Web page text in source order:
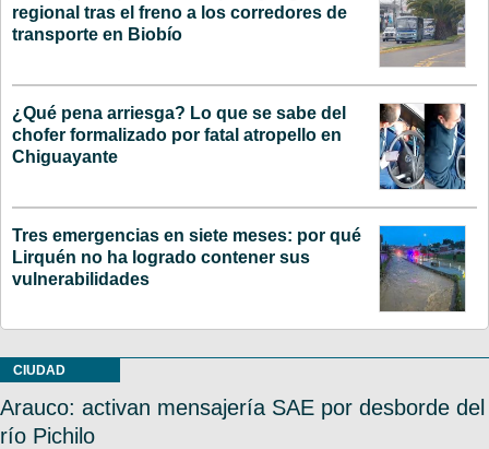
regional tras el freno a los corredores de
transporte en Biobío
¿Qué pena arriesga? Lo que se sabe del
chofer formalizado por fatal atropello en
Chiguayante
Tres emergencias en siete meses: por qué
Lirquén no ha logrado contener sus
vulnerabilidades
CIUDAD
Arauco: activan mensajería SAE por desborde del
río Pichilo